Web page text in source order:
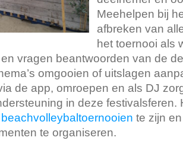
Meehelpen bij
afbreken van
het toernooi als
vragen beantwoorden van de
omgooien of uitslagen
de app, omroepen en als DJ
in deze festivalsferen.
te zijn
te organiseren.